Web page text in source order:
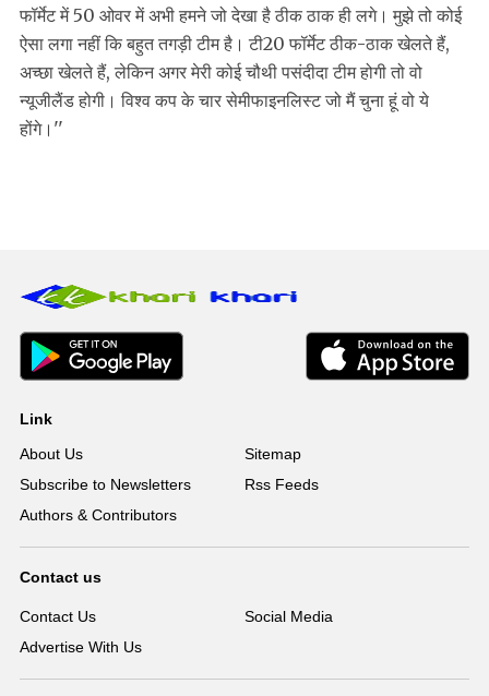
फॉर्मेट में 50 ओवर में अभी हमने जो देखा है ठीक ठाक ही लगे। मुझे तो कोई
ऐसा लगा नहीं कि बहुत तगड़ी टीम है। टी20 फॉर्मेट ठीक-ठाक खेलते हैं,
अच्छा खेलते हैं, लेकिन अगर मेरी कोई चौथी पसंदीदा टीम होगी तो वो
न्यूजीलैंड होगी। विश्व कप के चार सेमीफाइनलिस्ट जो मैं चुना हूं वो ये
होंगे।''
Link
About Us
Sitemap
Subscribe to Newsletters
Rss Feeds
Authors & Contributors
Contact us
Contact Us
Social Media
Advertise With Us